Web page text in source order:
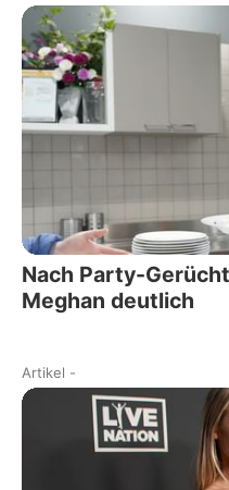
Nach Party-
Meghan deutlich
Artikel -